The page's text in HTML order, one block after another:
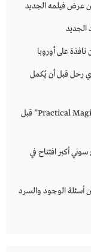
عرض فيلمه الجديد
رحل قبل أن يُكمل
ساندرا بولوك ونيكول كيدمان تفاجئان جمهور “Practical Magic” قبل
أكبر افتتاح في
أسئلة الوجود والسرد